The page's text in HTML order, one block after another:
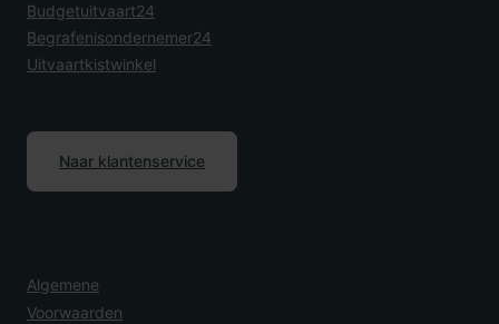
Budgetuitvaart24
Begrafenisondernemer24
Uitvaartkistwinkel
Naar klantenservice
Algemene
Voorwaarden